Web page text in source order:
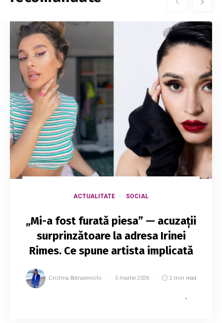
ACTUALITATE SOCIAL
„Mi-a fost furată piesa” — acuzații
surprinzătoare la adresa Irinei
Rimes. Ce spune artista implicată
Cristina Botnarevschi 5 martie 2026 2 min read